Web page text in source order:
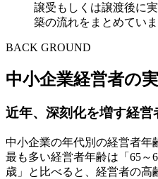
譲受もしくは譲渡後に
築の流れをまとめていま
BACK GROUND
中小企業経営者の
近年、深刻化を増す経営
中小企業の年代別の経営者年
最も多い経営者年齢は「65～
歳」と比べると、経営者の高